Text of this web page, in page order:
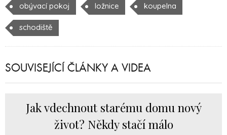
obývací pokoj ložnice koupelna
schodiště
SOUVISEJÍCÍ ČLÁNKY A VIDEA
Jak vdechnout starému domu nový
život? Někdy stačí málo